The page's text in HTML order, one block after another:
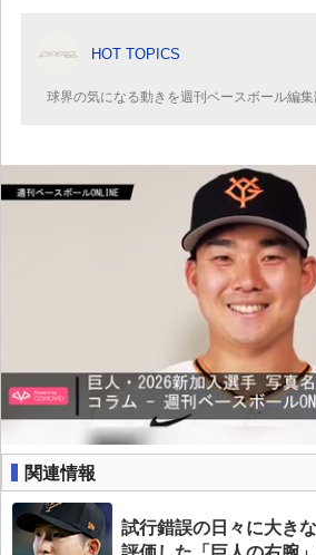
HOT TOPICS
球界の気になる動きを週刊ベースボール編集
関連情報
試行錯誤の日々に大き